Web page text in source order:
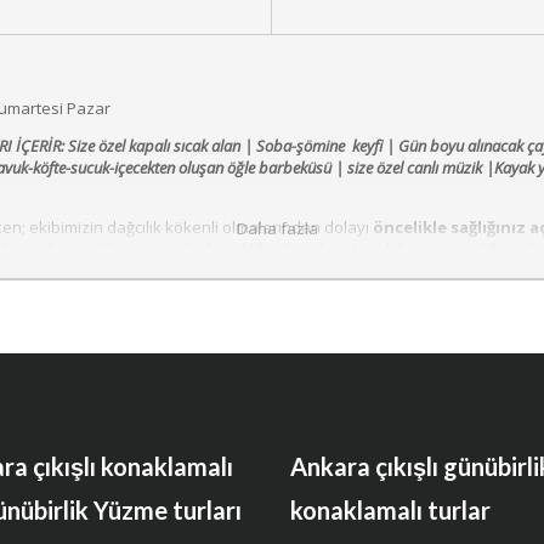
Daha fazla
Pazar
İÇERİR:Size özel kapalı sıcak alan | Soba-şömine keyfi | Gün boyu alınacak
köfte-sucuk-içecekten oluşan öğle barbeküsü | size özel canlı müzik |Kayak
ekibimizin dağcılık kökenli olmalarından dolayı öncelikle sağlığınız
çıkışlı konaklamalı
Yüzme turları
Ankara çıkışlı
konaklamalı turlar